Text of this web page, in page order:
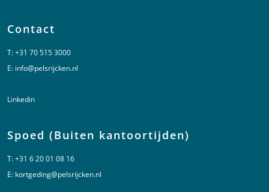
Contact
T:+31 70 515 3000
E: info@pelsrijcken.nl
Linkedin
Spoed (Buiten kantoortijden)
T:+31 6 20 01 08 16
E: kortgeding@pelsrijcken.nl